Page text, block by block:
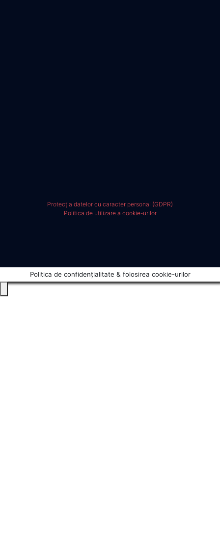
Protecția datelor cu caracter personal (GDPR)
Politica de utilizare a cookie-urilor
Politica de confidențialitate & folosirea cookie-urilor